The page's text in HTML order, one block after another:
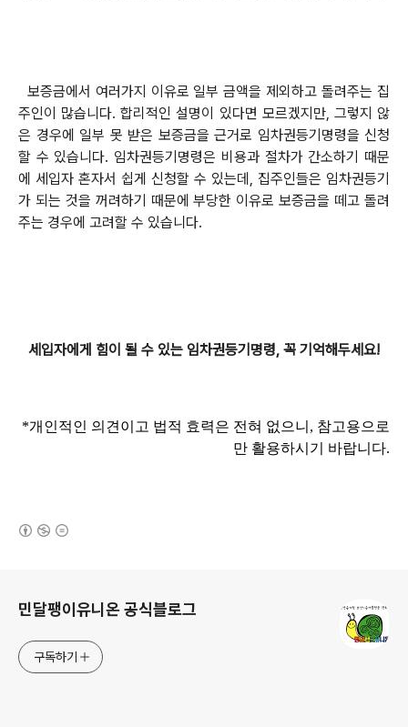
보증금에서 여러가지 이유로 일부 금액을 제외하고 돌려주는 집
주인이 많습니다. 합리적인 설명이 있다면 모르겠지만, 그렇지 않
은 경우에 일부 못 받은 보증금을 근거로 임차권등기명령을 신청
할 수 있습니다. 임차권등기명령은 비용과 절차가 간소하기 때문
에 세입자 혼자서 쉽게 신청할 수 있는데, 집주인들은 임차권등기
가 되는 것을 꺼려하기 때문에 부당한 이유로 보증금을 떼고 돌려
주는 경우에 고려할 수 있습니다.
세입자에게 힘이 될 수 있는 임차권등기명령, 꼭 기억해두세요!
*개인적인 의견이고 법적 효력은 전혀 없으니 , 참고용으로
만 활용하시기 바랍니다.
민달팽이유니온 공식블로그
구독하기